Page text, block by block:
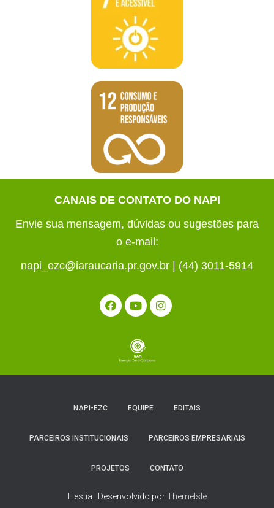
CANAIS DE CONTATO DO NAPI
Envie sua mensagem, dúvidas ou sugestões para
o e-mail:
napi_ezc@iaraucaria.pr.gov.br | (44) 3011-5914
NAPI-EZC EQUIPE EDITAIS
PARCEIROS INSTITUCIONAIS PARCEIROS EMPRESARIAIS
PROJETOS CONTATO
Hestia | Desenvolvido porThemeIsle